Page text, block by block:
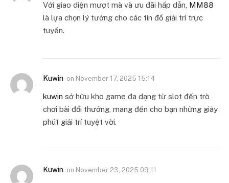
Với giao diện mượt mà và ưu đãi hấp dẫn, MM88
là lựa chọn lý tưởng cho các tín đồ giải trí trực
tuyến.
Kuwin on November 17, 2025 15:14
kuwin sở hữu kho game đa dạng từ slot đến trò
chơi bài đổi thưởng, mang đến cho bạn những giây
phút giải trí tuyệt vời.
Kuwin on November 23, 2025 09:11